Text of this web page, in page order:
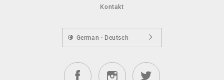
Kontakt
German · Deutsch